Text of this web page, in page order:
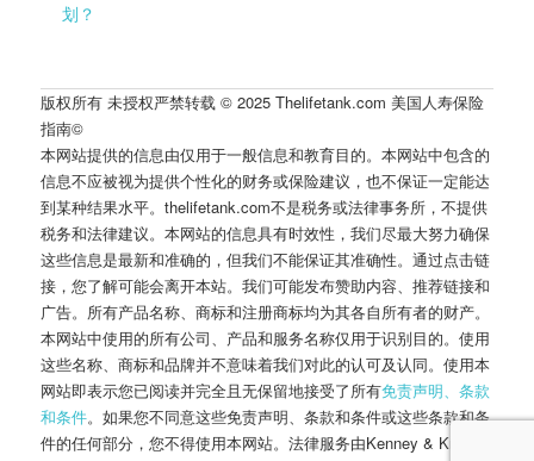
划？
版权所有 未授权严禁转载 © 2025 Thelifetank.com 美国人寿保险
指南©️
本网站提供的信息由仅用于一般信息和教育目的。本网站中包含的
信息不应被视为提供个性化的财务或保险建议，也不保证一定能达
到某种结果水平。thelifetank.com不是税务或法律事务所，不提供
税务和法律建议。本网站的信息具有时效性，我们尽最大努力确保
这些信息是最新和准确的，但我们不能保证其准确性。通过点击链
接，您了解可能会离开本站。我们可能发布赞助内容、推荐链接和
广告。所有产品名称、商标和注册商标均为其各自所有者的财产。
本网站中使用的所有公司、产品和服务名称仅用于识别目的。使用
这些名称、商标和品牌并不意味着我们对此的认可及认同。使用本
网站即表示您已阅读并完全且无保留地接受了所有免责声明、条款
和条件。如果您不同意这些免责声明、条款和条件或这些条款和条
件的任何部分，您不得使用本网站。法律服务由Kenney & Kropff